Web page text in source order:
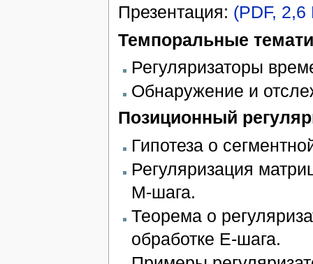
Презентация: (PDF,
Темпоральные
Регуляризаторы
Обнаружение и
Позиционный
Гипотеза о
Регуляризация
М-шага.
Теорема о
обработке Е-шага.